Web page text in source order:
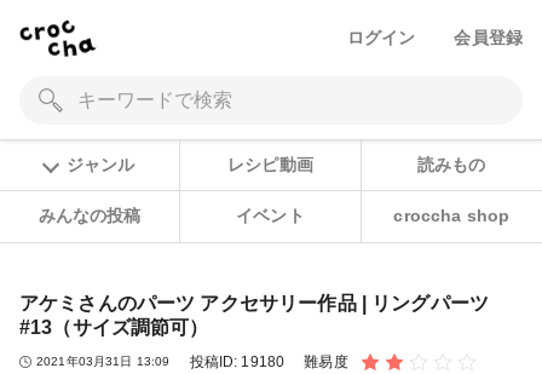
ログイン 会員登録
ジャンル レシピ動画 読みもの
みんなの投稿 イベント croccha shop
アケミさんのパーツ アクセサリー作品 | リングパーツ
#13（サイズ調節可）
2021年03月31日 13:09 投稿ID: 19180 難易度